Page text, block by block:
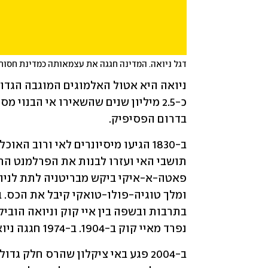
דגל ניואה. המדינה חגגה את עצמאותה כמדינת חסות של
בדרום הפסיפיק.
נפרד מאיי קוק ב-1904. ב-1974 חגגה ניואה עצמאות כמדינת חסות של ניו זילנד.